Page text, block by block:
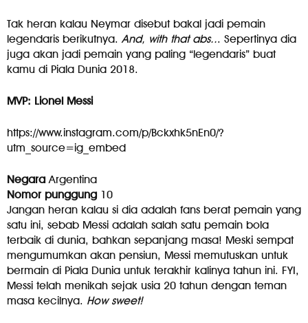
Tak heran kalau Neymar disebut bakal jadi pemain
legendaris berikutnya.And, with that abs... Sepertinya dia
juga akan jadi pemain yang paling “legendaris” buat
kamu di Piala Dunia 2018.
MVP: Lionel Messi
https://www.instagram.com/p/Bckxhk5nEn0/?
utm_source=ig_embed
Negara Argentina
Nomor punggung 10
Jangan heran kalau si dia adalah fans berat pemain yang
satu ini, sebab Messi adalah salah satu pemain bola
terbaik di dunia, bahkan sepanjang masa! Meski sempat
mengumumkan akan pensiun, Messi memutuskan untuk
bermain di Piala Dunia untuk terakhir kalinya tahun ini. FYI,
Messi telah menikah sejak usia 20 tahun dengan teman
masa kecilnya. How sweet!